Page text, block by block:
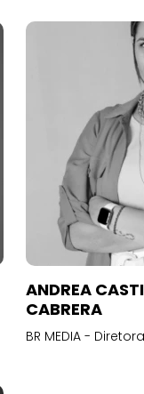
ANDREA
CABRERA
BR MEDIA -